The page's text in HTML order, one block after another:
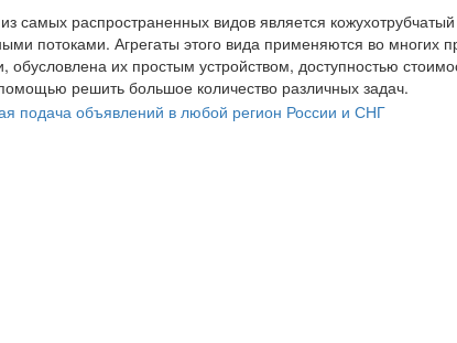
самых распространенных видов является
потоками. Агрегаты этого вида применяются во многих
обусловлена их простым устройством, доступностью
решить большое количество различных задач.